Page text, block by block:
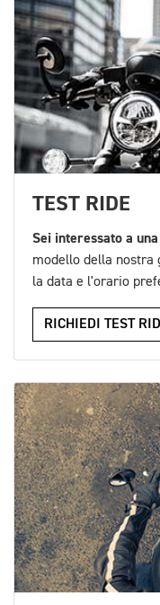
TEST RIDE
Sei interessato a
modello della nostra
la data e l'orario
RICHIEDI TEST